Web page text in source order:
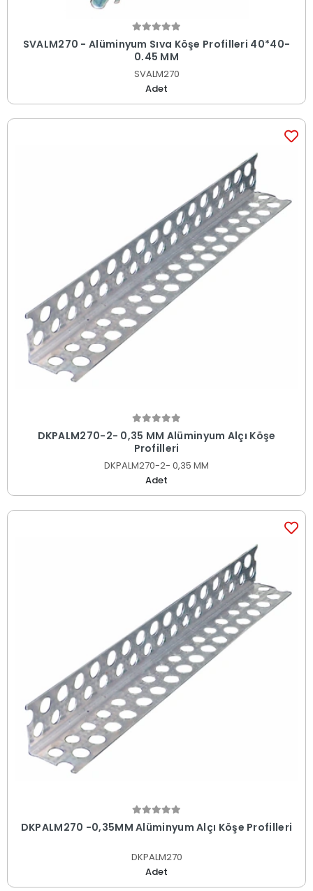
SVALM270 - Alüminyum Sıva Köşe Profilleri 40*40-
0,45 MM
SVALM270
Adet
DKPALM270-2- 0,35 MM Alüminyum Alçı Köşe
Profilleri
DKPALM270-2- 0,35 MM
Adet
DKPALM270 -0,35MM Alüminyum Alçı Köşe Profilleri
DKPALM270
Adet